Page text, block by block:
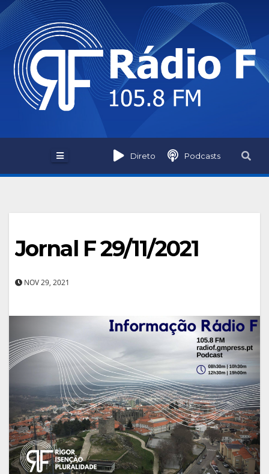
Skip
to
content
Direto Podcasts
Jornal F 29/11/2021
NOV 29, 2021